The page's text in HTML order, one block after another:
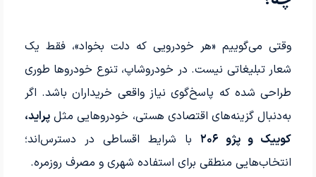
وقتی می‌گوییم «هر خودرویی که دلت بخواد»، فقط یک
شعار تبلیغاتی نیست. در خودروشاپ، تنوع خودروها طوری
طراحی شده که پاسخ‌گوی نیاز واقعی خریداران باشد. اگر
به‌دنبال گزینه‌های اقتصادی هستی، خودروهایی مثلپراید،
کوییک و پژو ۲۰۶
با شرایط اقساطی در دسترس‌اند؛
انتخاب‌هایی منطقی برای استفاده شهری و مصرف روزمره.